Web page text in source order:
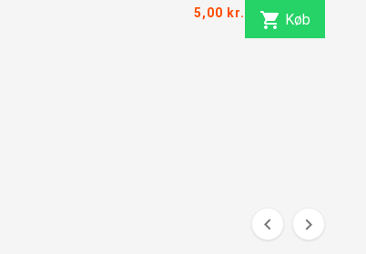
5,00 kr.  Køb
 